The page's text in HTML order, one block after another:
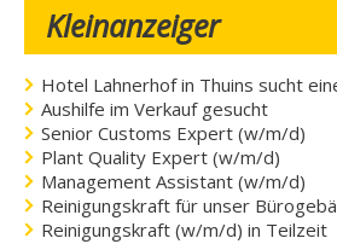
Kleinanzeiger
Hotel Lahnerhof in Thuins sucht
Aushilfe im Verkauf gesucht
Senior Customs Expert (w/m/d)
Plant Quality Expert (w/m/d)
Management Assistant (w/m/d)
Reinigungskraft für unser
Reinigungskraft (w/m/d) in Teilzeit